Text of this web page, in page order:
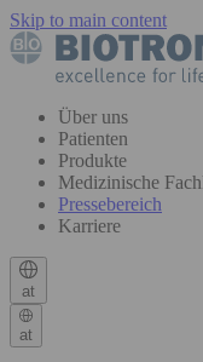
Skip to main content
Über uns
Patienten
Produkte
Medizinische
Pressebereich
Karriere
at
at